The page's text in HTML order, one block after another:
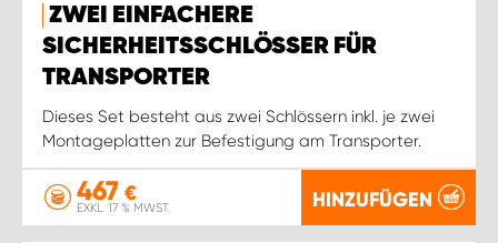
ZWEI EINFACHERE
SICHERHEITSSCHLÖSSER FÜR
TRANSPORTER
Dieses Set besteht aus zwei Schlössern inkl. je zwei
Montageplatten zur Befestigung am Transporter.
467 €
EXKL. 17 % MWST. HINZUFÜGEN